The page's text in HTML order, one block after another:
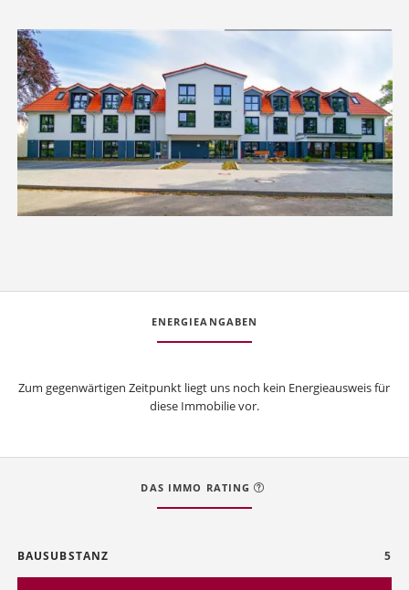
ENERGIEANGABEN
Zum gegenwärtigen Zeitpunkt liegt uns noch kein Energieausweis für
diese Immobilie vor.
DAS IMMO RATING
BAUSUBSTANZ 5